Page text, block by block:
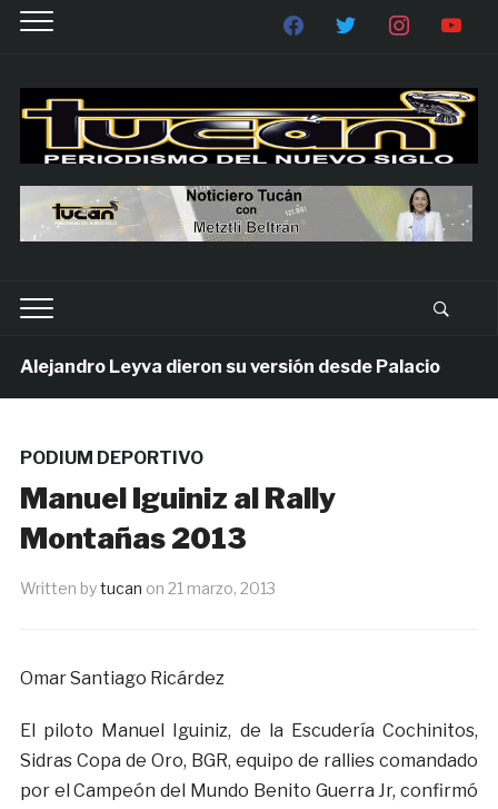
Leyva dieron su versión desde Palacio
PODIUM DEPORTIVO
Manuel Iguiniz al Rally
Montañas 2013
Written bytucan on 21 marzo, 2013
Omar Santiago Ricárdez
El piloto Manuel Iguiniz, de la Escudería Cochinitos,
Sidras Copa de Oro, BGR, equipo de rallies comandado
por el Campeón del Mundo Benito Guerra Jr, confirmó